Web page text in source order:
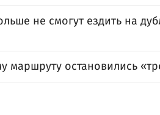
не смогут ездить на
остановились